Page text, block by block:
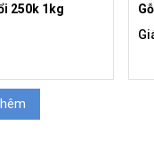
250k 1kg